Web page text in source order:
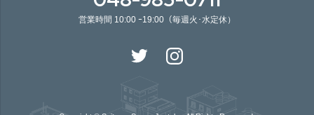
営業時間 10:00 ｰ19:00（毎週火･水定休）